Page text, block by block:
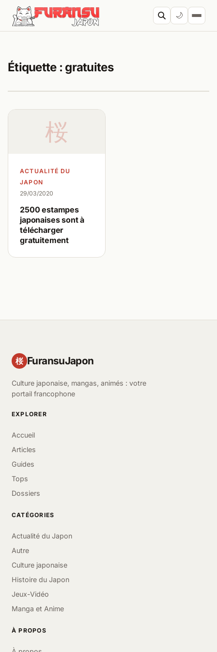
Aller au contenu
🌙
Étiquette : gratuites
桜
ACTUALITÉ DU
JAPON
29/03/2020
2500 estampes
japonaises sont à
télécharger
gratuitement
桜 FuransuJapon
Culture japonaise, mangas, animés : votre
portail francophone
EXPLORER
Accueil
Articles
Guides
Tops
Dossiers
CATÉGORIES
Actualité du Japon
Autre
Culture japonaise
Histoire du Japon
Jeux-Vidéo
Manga et Anime
À PROPOS